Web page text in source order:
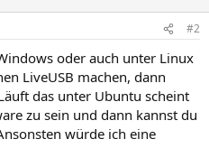
#2
oder auch unter Linux
LiveUSB machen, dann
das unter Ubuntu scheint
zu sein und dann kannst du
würde ich eine